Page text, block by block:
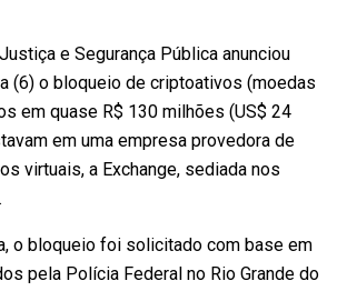
e Segurança Pública anunciou
(6) o bloqueio de criptoativos (moedas
em quase R$ 130 milhões (US$ 24
em uma empresa provedora de
virtuais, a Exchange, sediada nos
o bloqueio foi solicitado com base em
pela Polícia Federal no Rio Grande do